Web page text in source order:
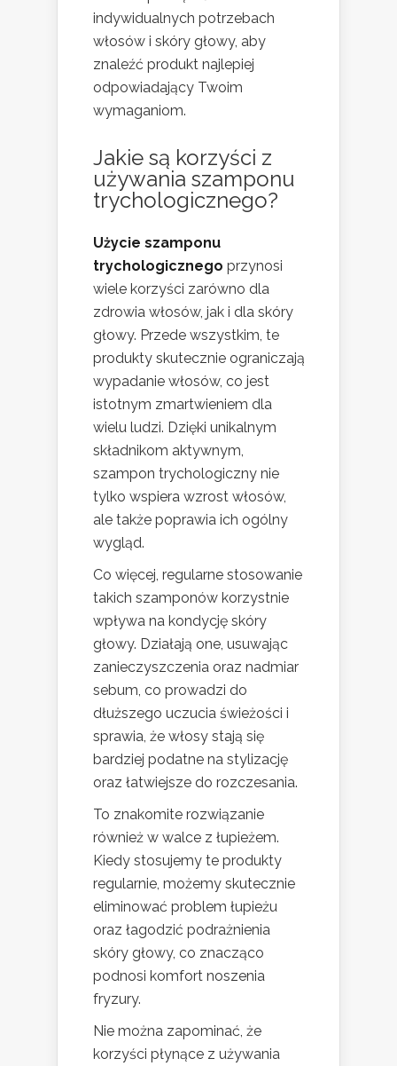
indywidualnych potrzebach
włosów i skóry głowy, aby
znaleźć produkt najlepiej
odpowiadający Twoim
wymaganiom.
Jakie są korzyści z
używania szamponu
trychologicznego?
Użycie szamponu
trychologicznego przynosi
wiele korzyści zarówno dla
zdrowia włosów, jak i dla skóry
głowy. Przede wszystkim, te
produkty skutecznie ograniczają
wypadanie włosów, co jest
istotnym zmartwieniem dla
wielu ludzi. Dzięki unikalnym
składnikom aktywnym,
szampon trychologiczny nie
tylko wspiera wzrost włosów,
ale także poprawia ich ogólny
wygląd.
Co więcej, regularne stosowanie
takich szamponów korzystnie
wpływa na kondycję skóry
głowy. Działają one, usuwając
zanieczyszczenia oraz nadmiar
sebum, co prowadzi do
dłuższego uczucia świeżości i
sprawia, że włosy stają się
bardziej podatne na stylizację
oraz łatwiejsze do rozczesania.
To znakomite rozwiązanie
również w walce z łupieżem.
Kiedy stosujemy te produkty
regularnie, możemy skutecznie
eliminować problem łupieżu
oraz łagodzić podrażnienia
skóry głowy, co znacząco
podnosi komfort noszenia
fryzury.
Nie można zapominać, że
korzyści płynące z używania